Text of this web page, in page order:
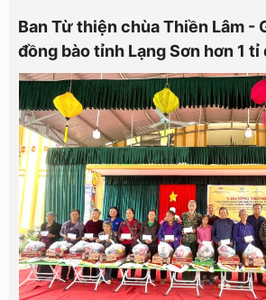
Ban Từ thiện chùa Thiền Lâm -
đồng bào tỉnh Lạng Sơn hơn 1 tỉ